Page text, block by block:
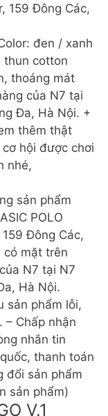
159 Đông Các,
đen / xanh
thun cotton
thoáng mát
của N7 tại
Đa, Hà Nội. +
thêm thật
hội được chơi
nhé,
sản phẩm
POLO
Đông Các,
có mặt trên
N7 tại N7
Hà Nội.
sản phẩm lỗi,
– Chấp nhận
nhắn tin
thanh toán
đổi sản phẩm
sản phẩm)
V.1